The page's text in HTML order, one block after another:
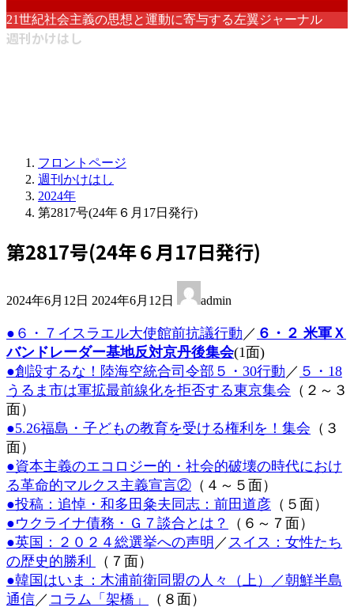
21世紀社会主義の思想と運動に寄与する左翼ジャーナル
週刊かけはし
フロントページ
週刊かけはし
2024年
第2817号(24年６月17日発行)
第2817号(24年６月17日発行)
2024年6月12日 終
新
日
時
:
2024年6月12日 admin
●６・７イスラエル大使館前抗議行動 ／ ６・２ 米軍Ｘ
バンドレーダー基地反対京丹後集会(1面)
●創設するな！陸海空統合司令部５・30行動 ／ ５・18
うるま市は軍拡最前線化を拒否する東京集会 （２～３
面）
●5.26福島・子どもの教育を受ける権利を！集会 （３
面）
●資本主義のエコロジー的・社会的破壊の時代におけ
る革命的マルクス主義宣言② （４～５面）
●投稿：追悼・和多田粂夫同志：前田道彦 （５面）
●ウクライナ債務・Ｇ７談合とは？
（６～７面）
●英国：２０２４総選挙への声明 ／ スイス：女性たち
の歴史的勝利
（７面）
●韓国はいま：木浦前衛同盟の人々（上）／朝鮮半島
通信 ／ コラム「架橋」 （８面）